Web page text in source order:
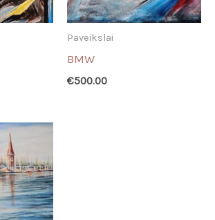
Paveikslai
BMW
€500.00